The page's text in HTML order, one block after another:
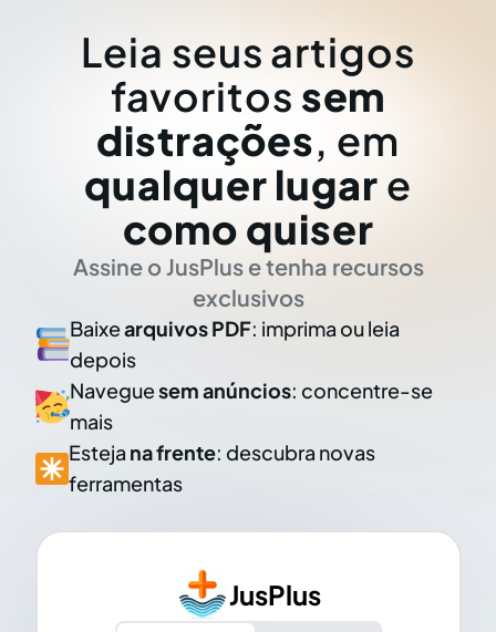
Leia seus artigos
favoritos sem
distrações, em
qualquer lugar e
como quiser
Assine o JusPlus e tenha recursos
exclusivos
Baixearquivos PDF: imprima ou leia
depois
Naveguesem anúncios: concentre-se
mais
Esteja na frente: descubra novas
ferramentas
JusPlus